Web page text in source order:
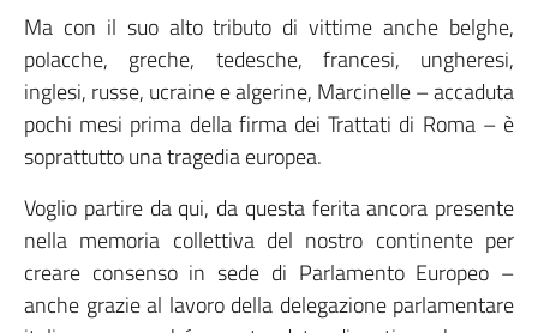
Ma con il suo alto tributo di vittime anche belghe,
polacche, greche, tedesche, francesi, ungheresi,
inglesi, russe, ucraine e algerine, Marcinelle – accaduta
pochi mesi prima della firma dei Trattati di Roma – è
soprattutto una tragedia europea.
Voglio partire da qui, da questa ferita ancora presente
nella memoria collettiva del nostro continente per
creare consenso in sede di Parlamento Europeo –
anche grazie al lavoro della delegazione parlamentare